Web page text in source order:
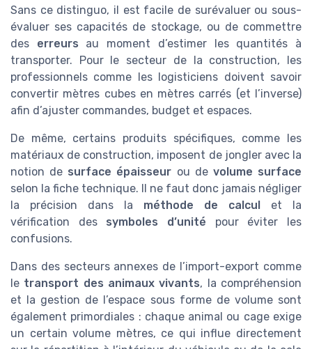
Sans ce distinguo, il est facile de surévaluer ou sous-
évaluer ses capacités de stockage, ou de commettre
des erreurs au moment d’estimer les quantités à
transporter. Pour le secteur de la construction, les
professionnels comme les logisticiens doivent savoir
convertir mètres cubes en mètres carrés (et l’inverse)
afin d’ajuster commandes, budget et espaces.
De même, certains produits spécifiques, comme les
matériaux de construction, imposent de jongler avec la
notion de surface épaisseur ou de volume surface
selon la fiche technique. Il ne faut donc jamais négliger
la précision dans la méthode de calcul et la
vérification des symboles d’unité pour éviter les
confusions.
Dans des secteurs annexes de l’import-export comme
le transport des animaux vivants, la compréhension
et la gestion de l’espace sous forme de volume sont
également primordiales : chaque animal ou cage exige
un certain volume mètres, ce qui influe directement